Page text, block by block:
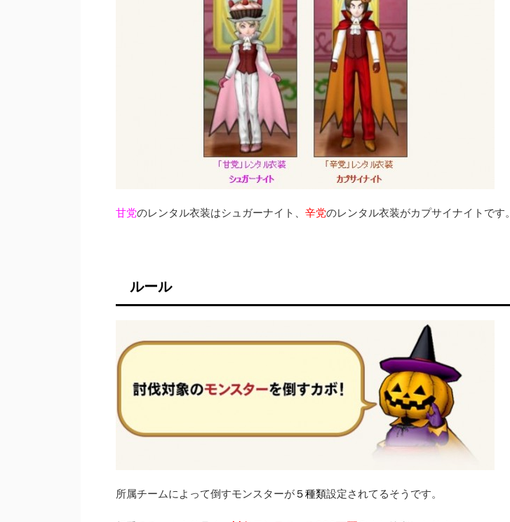
甘党のレンタル衣装はシュガーナイト、 辛党のレンタル衣装がカプサイナイトです。
ルール
所属チームによって倒すモンスターが ５種類設定されてるそうです。